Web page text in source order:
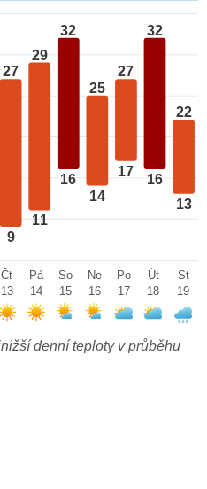
27
9
29
11
32
16
25
14
27
17
32
16
22
13
Čt
13
Pá
14
So
15
Ne
16
Po
17
Út
18
St
19
denní teploty v průběhu